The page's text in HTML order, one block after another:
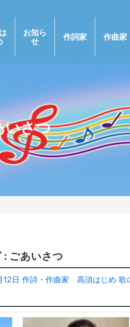
お知ら
せ
作詞家 作曲家
いさつ
: ごあいさつ
12日 作詩・作曲家 高須はじめ 歌